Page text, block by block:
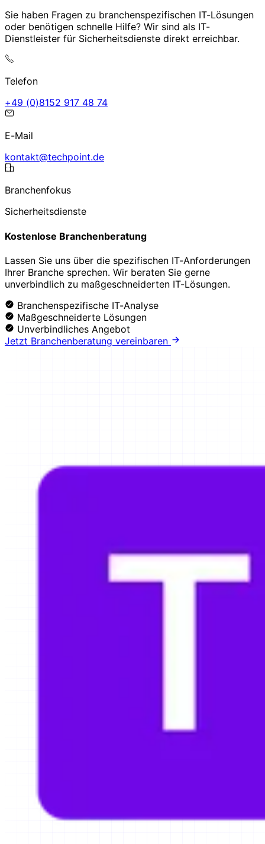
Sie haben Fragen zu branchenspezifischen IT-Lösungen
oder benötigen schnelle Hilfe? Wir sind als IT-
Dienstleister für Sicherheitsdienste direkt erreichbar.
Telefon
47 84 719 2518(0) 94+
E-Mail
ed.tniophcet@tkatnok
Branchenfokus
Sicherheitsdienste
Kostenlose Branchenberatung
Lassen Sie uns über die spezifischen IT-Anforderungen
Ihrer Branche sprechen. Wir beraten Sie gerne
unverbindlich zu maßgeschneiderten IT-Lösungen.
Branchenspezifische IT-Analyse
Maßgeschneiderte Lösungen
Unverbindliches Angebot
Jetzt Branchenberatung vereinbaren